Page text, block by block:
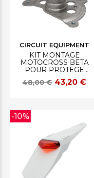
CIRCUIT EQUIPMENT
KIT MONTAGE
MOTOCROSS BETA
POUR PROTEGE
DISQUE CIRCUIT
48,00 € 43,20 €
-10%